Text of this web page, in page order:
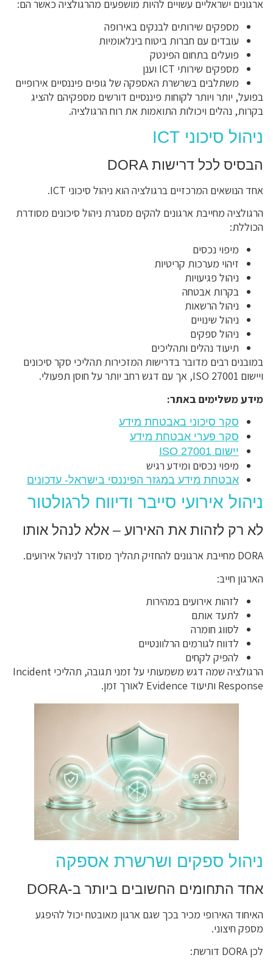
ארגונים ישראליים עשויים להיות מושפעים מהרגולציה כאשר הם:
מספקים שירותים לבנקים באירופה
עובדים עם חברות ביטוח בינלאומיות
פועלים בתחום הפינטק
מספקים שירותי ICT וענן
משתלבים בשרשרת האספקה של גופים פיננסיים אירופיים
בפועל, יותר ויותר לקוחות פיננסיים דורשים מספקיהם להציג
בקרות, נהלים ויכולות התואמות את רוח הרגולציה.
ניהול סיכוני ICT
הבסיס לכל דרישות DORA
אחד הנושאים המרכזיים ברגולציה הוא ניהול סיכוני ICT.
הרגולציה מחייבת ארגונים להקים מסגרת ניהול סיכונים מסודרת
הכוללת:
מיפוי נכסים
זיהוי מערכות קריטיות
ניהול פגיעויות
בקרות אבטחה
ניהול הרשאות
ניהול שינויים
ניהול ספקים
תיעוד נהלים ותהליכים
במובנים רבים מדובר בדרישות המזכירות תהליכי סקר סיכונים
ויישום ISO 27001, אך עם דגש רחב יותר על חוסן תפעולי.
מידע משלימים באתר:
סקר סיכוני באבטחת מידע
סקר פערי אבטחת מידע
יישום ISO 27001
מיפוי נכסים ומידע רגיש
אבטחת מידע במגזר הפיננסי בישראל- עדכונים
ניהול אירועי סייבר ודיווח לרגולטור
לא רק לזהות את האירוע – אלא לנהל אותו
DORA מחייבת ארגונים להחזיק תהליך מסודר לניהול אירועים.
הארגון חייב:
לזהות אירועים במהירות
לתעד אותם
לסווג חומרה
לדווח לגורמים הרלוונטיים
להפיק לקחים
הרגולציה שמה דגש משמעותי על זמני תגובה, תהליכי Incident
Response ותיעוד Evidence לאורך זמן.
ניהול ספקים ושרשרת אספקה
אחד התחומים החשובים ביותר ב-DORA
האיחוד האירופי מכיר בכך שגם ארגון מאובטח יכול להיפגע
מספק חיצוני.
לכן DORA דורשת: